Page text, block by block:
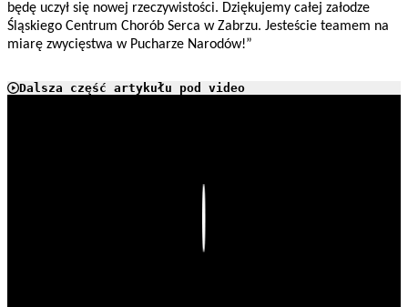
będę uczył się nowej rzeczywistości. Dziękujemy całej załodze
Śląskiego Centrum Chorób Serca w Zabrzu. Jesteście teamem na
miarę zwycięstwa w Pucharze Narodów!”
Dalsza część artykułu pod video